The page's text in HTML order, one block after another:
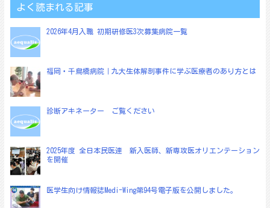
シ
ョ
ン
よく読まれる記事
2026年4月入職 初期研修医3次募集病院一覧
福岡・千鳥橋病院｜九大生体解剖事件に学ぶ医療者のあり方とは
診断アキネーター ご覧ください
2025年度 全日本民医連 新入医師、新専攻医オリエンテーション
を開催
医学生向け情報誌Medi-Wing第94号電子版を公開しました。